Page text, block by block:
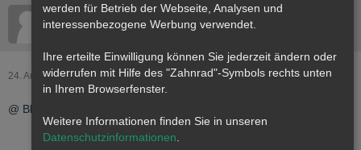
fourninefine
24. August 2005
@ Blackbook
werden für Betrieb der Webseite, Analysen und
interessenbezogene Werbung verwendet.
Ihre erteilte Einwilligung können Sie jederzeit ändern oder
widerrufen mit Hilfe des "Zahnrad"-Symbols rechts unten
in Ihrem Browserfenster.
Weitere Informationen finden Sie in unseren
Datenschutzinformationen